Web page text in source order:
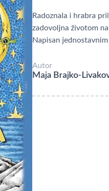
Radoznala i hrabra
zadovoljna životom
Napisan
Autor
Maja Brajko-